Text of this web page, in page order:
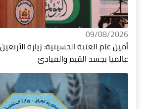
09/08/2026
أمين عام العتبة الحسينية: زيارة
عالميا يجسد القيم والمبادئ